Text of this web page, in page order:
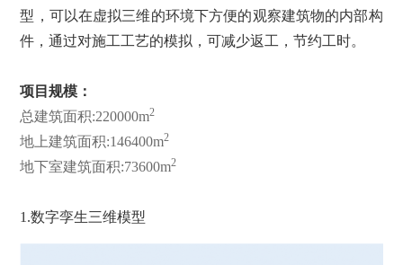
型，可以在虚拟三维的环境下方便的观察建筑物的内部构
件，通过对施工工艺的模拟，可减少返工，节约工时。
项目规模：
总建筑面积:220000m2
地上建筑面积:146400m2
地下室建筑面积:73600m2
1.数字孪生三维模型